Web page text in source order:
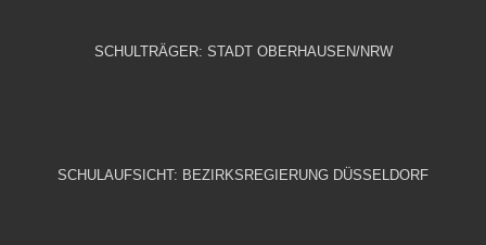
SCHULTRÄGER: STADT OBERHAUSEN/NRW
SCHULAUFSICHT: BEZIRKSREGIERUNG DÜSSELDORF